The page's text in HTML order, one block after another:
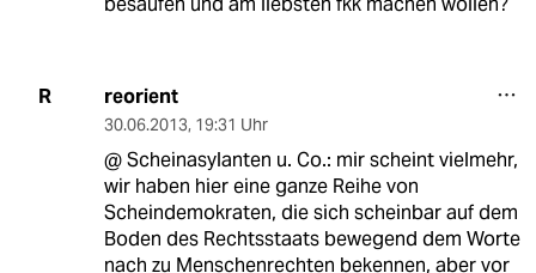
R reorient
30.06.2013, 19:31 Uhr
@ Scheinasylanten u. Co.: mir scheint vielmehr,
wir haben hier eine ganze Reihe von
Scheindemokraten, die sich scheinbar auf dem
Boden des Rechtsstaats bewegend dem Worte
nach zu Menschenrechten bekennen, aber vor